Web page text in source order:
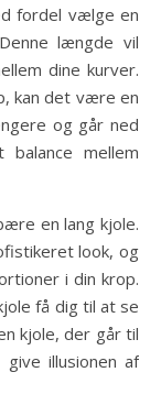
fordel vælge en
længde vil
dine kurver.
kan det være en
og går ned
mellem
en lang kjole.
look, og
i din krop.
få dig til at se
kjole, der går til
illusionen af